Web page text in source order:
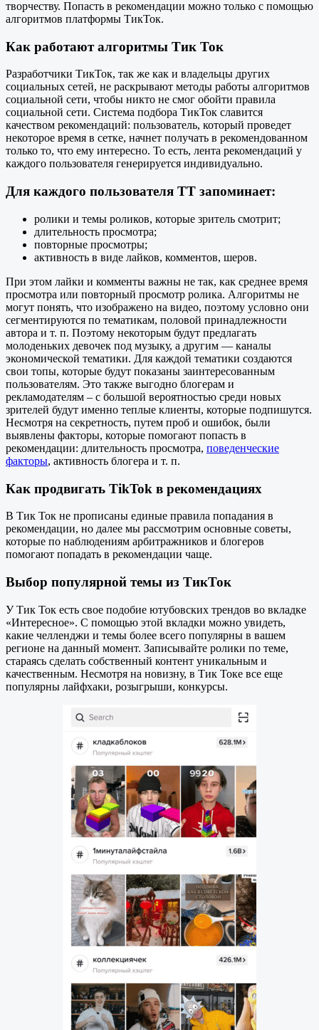
творчеству. Попасть в рекомендации можно только с помощью
алгоритмов платформы ТикТок.
Как работают алгоритмы Тик Ток
Разработчики ТикТок, так же как и владельцы других
социальных сетей, не раскрывают методы работы алгоритмов
социальной сети, чтобы никто не смог обойти правила
социальной сети. Система подбора ТикТок славится
качеством рекомендаций: пользователь, который проведет
некоторое время в сетке, начнет получать в рекомендованном
только то, что ему интересно. То есть, лента рекомендаций у
каждого пользователя генерируется индивидуально.
Для каждого пользователя ТТ запоминает:
ролики и темы роликов, которые зритель смотрит;
длительность просмотра;
повторные просмотры;
активность в виде лайков, комментов, шеров.
При этом лайки и комменты важны не так, как среднее время
просмотра или повторный просмотр ролика. Алгоритмы не
могут понять, что изображено на видео, поэтому условно они
сегментируются по тематикам, половой принадлежности
автора и т. п. Поэтому некоторым будут предлагать
молоденьких девочек под музыку, а другим — каналы
экономической тематики. Для каждой тематики создаются
свои топы, которые будут показаны заинтересованным
пользователям. Это также выгодно блогерам и
рекламодателям – с большой вероятностью среди новых
зрителей будут именно теплые клиенты, которые подпишутся.
Несмотря на секретность, путем проб и ошибок, были
выявлены факторы, которые помогают попасть в
рекомендации: длительность просмотра, поведенческие
факторы, активность блогера и т. п.
Как продвигать TikTok в рекомендациях
В Тик Ток не прописаны единые правила попадания в
рекомендации, но далее мы рассмотрим основные советы,
которые по наблюдениям арбитражников и блогеров
помогают попадать в рекомендации чаще.
Выбор популярной темы из ТикТок
У Тик Ток есть свое подобие ютубовских трендов во вкладке
«Интересное». С помощью этой вкладки можно увидеть,
какие челленджи и темы более всего популярны в вашем
регионе на данный момент. Записывайте ролики по теме,
стараясь сделать собственный контент уникальным и
качественным. Несмотря на новизну, в Тик Токе все еще
популярны лайфхаки, розыгрыши, конкурсы.